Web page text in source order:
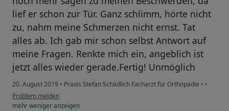
lief er schon zur Tür. Ganz schlimm, hörte nicht
zu, nahm meine Schmerzen nicht ernst. Tat
alles ab. Ich gab mir schon selbst Antwort auf
meine Fragen. Renkte mich ein, angeblich ist
jetzt alles wieder gerade.Fertig! Unmöglich
20. August 2019 • Praxis Stefan Schädlich Facharzt für Orthopädie • •
Problem melden
mehrwenigeranzeigen